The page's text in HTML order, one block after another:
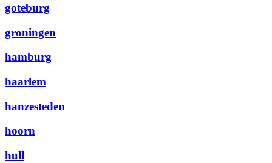
goteburg
groningen
hamburg
haarlem
hanzesteden
hoorn
hull